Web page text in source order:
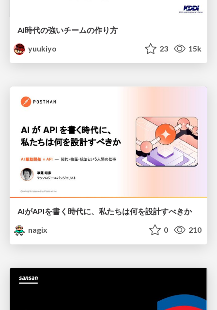
AI時代の強いチームの作り方
yuukiyo
23 15k
AIがAPIを書く時代に、私たちは何を設計すべきか
nagix
0 210